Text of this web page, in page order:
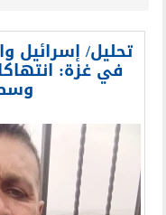
تحليل/ إسرائيل
في غزة: